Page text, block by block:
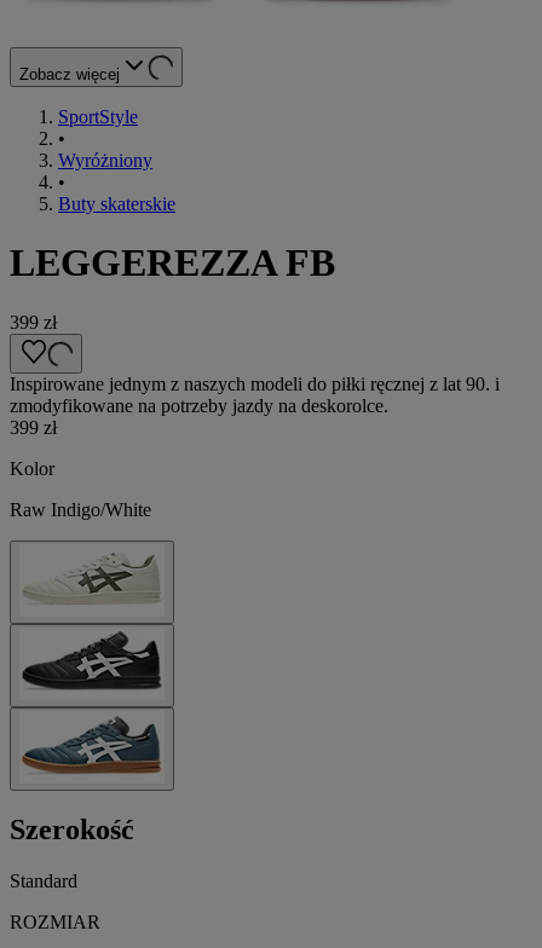
Zobacz więcej
SportStyle
•
Wyróżniony
•
Buty skaterskie
LEGGEREZZA FB
399 zł
Inspirowane jednym z naszych modeli do piłki ręcznej z lat 90. i
zmodyfikowane na potrzeby jazdy na deskorolce.
399 zł
Kolor
Raw Indigo/White
Szerokość
Standard
ROZMIAR